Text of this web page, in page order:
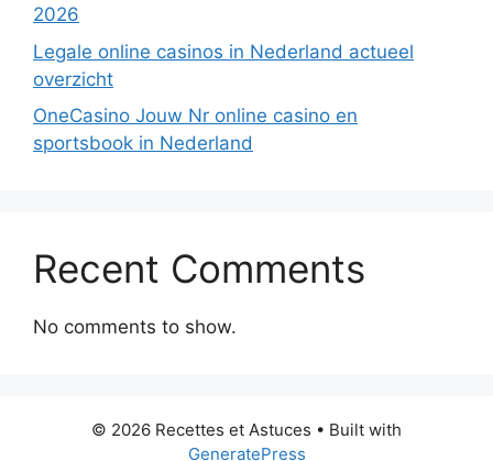
2026
Legale online casinos in Nederland actueel
overzicht
OneCasino Jouw Nr online casino en
sportsbook in Nederland
Recent Comments
No comments to show.
© 2026 Recettes et Astuces • Built with
GeneratePress